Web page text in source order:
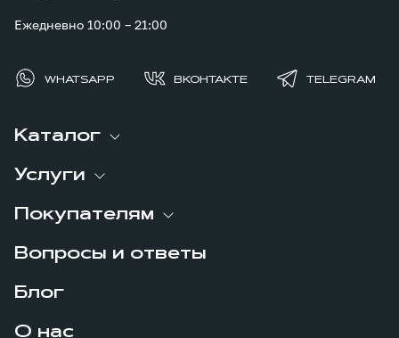
Каталог
Услуги
Покупателям
Вопросы и ответы
Блог
О нас
Ежедневно 10:00 – 21:00
WHATSAPP ВКОНТАКТЕ TELEGRAM